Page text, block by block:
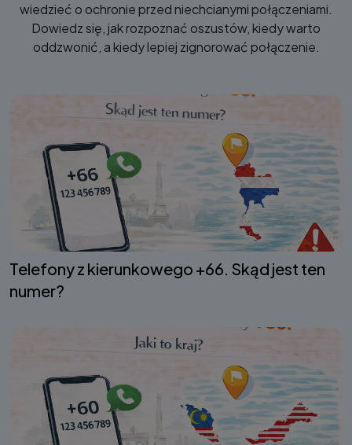
wiedzieć o ochronie przed niechcianymi połączeniami.
Dowiedz się, jak rozpoznać oszustów, kiedy warto
oddzwonić, a kiedy lepiej zignorować połączenie.
Telefony z kierunkowego +66. Skąd jest ten
numer?